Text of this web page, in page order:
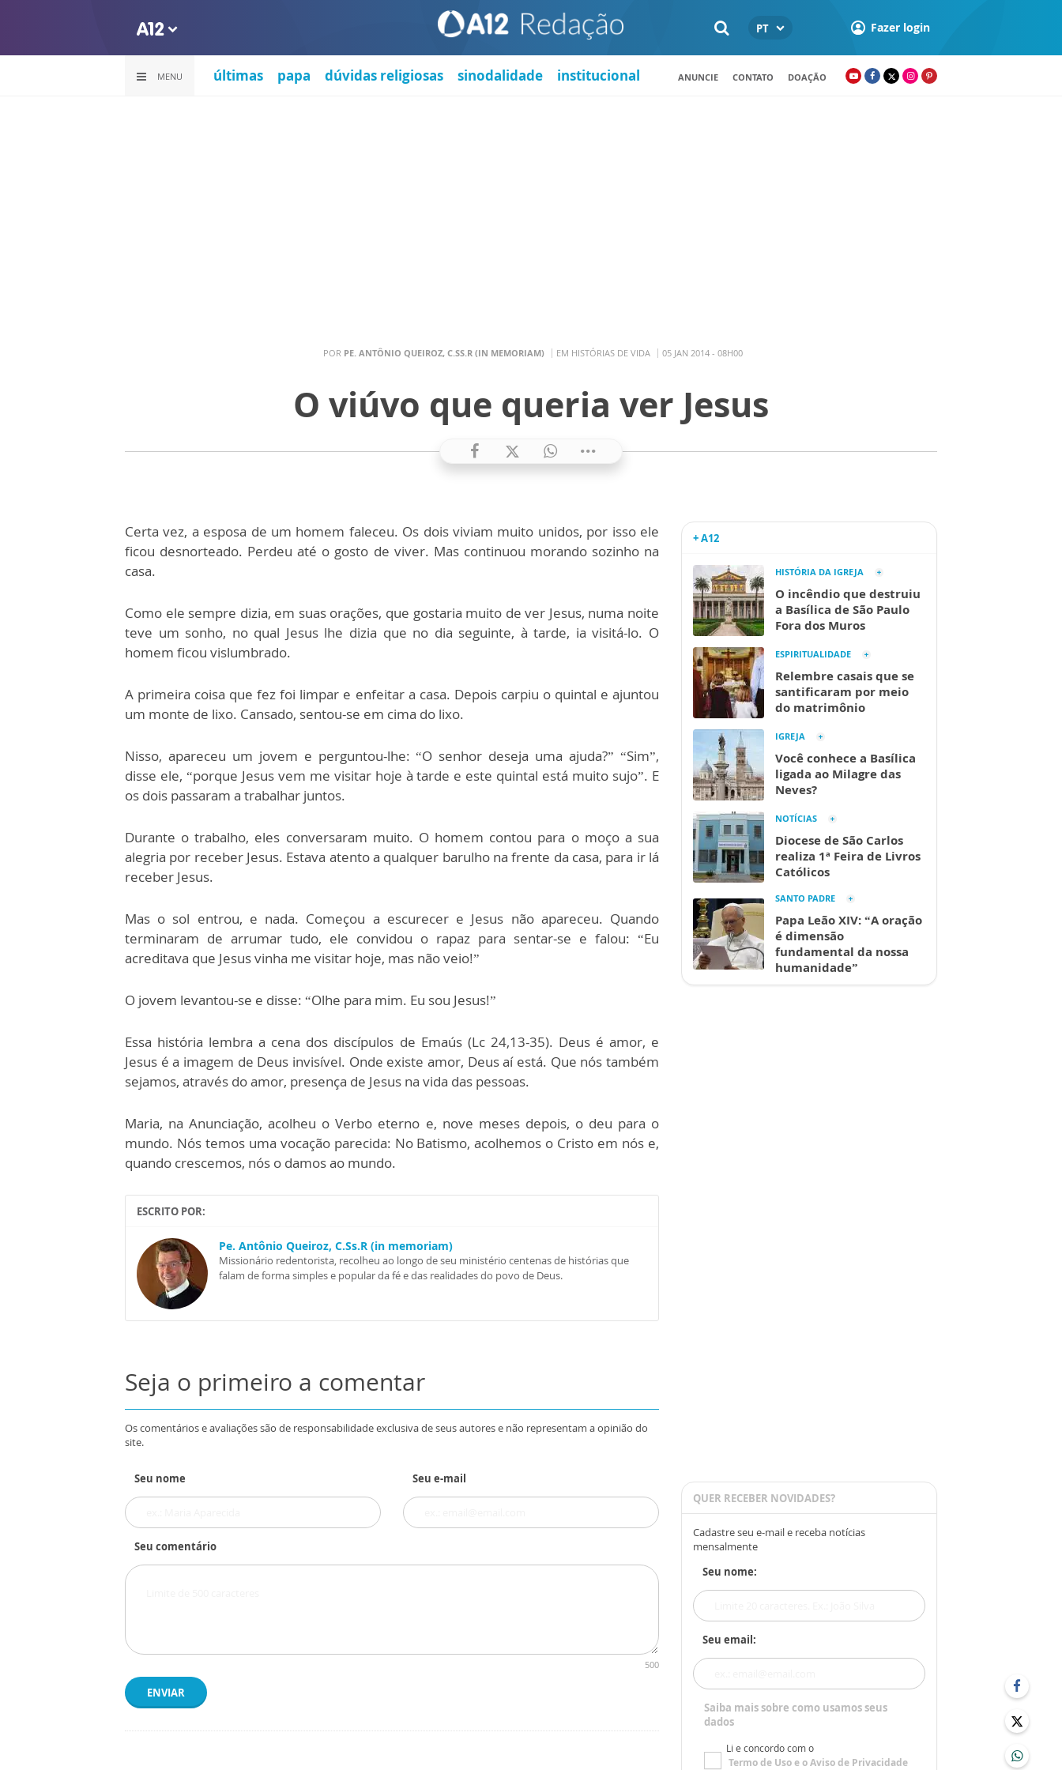
PT Fazer login
MENU últimas papa dúvidas religiosas sinodalidade institucional ANUNCIE CONTATO DOAÇÃO
POR PE. ANTÔNIO QUEIROZ, C.SS.R (IN MEMORIAM) EM HISTÓRIAS DE VIDA 05 JAN 2014 - 08H00
O viúvo que queria ver Jesus
Certa vez, a esposa de um homem faleceu. Os dois viviam muito unidos, por isso ele
ficou desnorteado. Perdeu até o gosto de viver. Mas continuou morando sozinho na
casa.
Como ele sempre dizia, em suas orações, que gostaria muito de ver Jesus, numa noite
teve um sonho, no qual Jesus lhe dizia que no dia seguinte, à tarde, ia visitá-lo. O
homem ficou vislumbrado.
A primeira coisa que fez foi limpar e enfeitar a casa. Depois carpiu o quintal e ajuntou
um monte de lixo. Cansado, sentou-se em cima do lixo.
Nisso, apareceu um jovem e perguntou-lhe: “O senhor deseja uma ajuda?” “Sim”,
disse ele, “porque Jesus vem me visitar hoje à tarde e este quintal está muito sujo”. E
os dois passaram a trabalhar juntos.
Durante o trabalho, eles conversaram muito. O homem contou para o moço a sua
alegria por receber Jesus. Estava atento a qualquer barulho na frente da casa, para ir lá
receber Jesus.
Mas o sol entrou, e nada. Começou a escurecer e Jesus não apareceu. Quando
terminaram de arrumar tudo, ele convidou o rapaz para sentar-se e falou: “Eu
acreditava que Jesus vinha me visitar hoje, mas não veio!”
O jovem levantou-se e disse: “Olhe para mim. Eu sou Jesus!”
Essa história lembra a cena dos discípulos de Emaús (Lc 24,13-35). Deus é amor, e
Jesus é a imagem de Deus invisível. Onde existe amor, Deus aí está. Que nós também
sejamos, através do amor, presença de Jesus na vida das pessoas.
Maria, na Anunciação, acolheu o Verbo eterno e, nove meses depois, o deu para o
mundo. Nós temos uma vocação parecida: No Batismo, acolhemos o Cristo em nós e,
quando crescemos, nós o damos ao mundo.
ESCRITO POR:
Pe. Antônio Queiroz, C.Ss.R (in memoriam)
Missionário redentorista, recolheu ao longo de seu ministério centenas de histórias que
falam de forma simples e popular da fé e das realidades do povo de Deus.
Seja o primeiro a comentar
Os comentários e avaliações são de responsabilidade exclusiva de seus autores e não representam a opinião do
site.
Seu nome Seu e-mail
Seu comentário
500
ENVIAR
+ A12
HISTÓRIA DA IGREJA
O incêndio que destruiu
a Basílica de São Paulo
Fora dos Muros
ESPIRITUALIDADE
Relembre casais que se
santificaram por meio
do matrimônio
IGREJA
Você conhece a Basílica
ligada ao Milagre das
Neves?
NOTÍCIAS
Diocese de São Carlos
realiza 1ª Feira de Livros
Católicos
SANTO PADRE
Papa Leão XIV: “A oração
é dimensão
fundamental da nossa
humanidade”
QUER RECEBER NOVIDADES?
Cadastre seu e-mail e receba notícias
mensalmente
Seu nome:
Seu email:
Saiba mais sobre como usamos seus
dados
Li e concordo com o
Termo de Usoe oAviso de Privacidade